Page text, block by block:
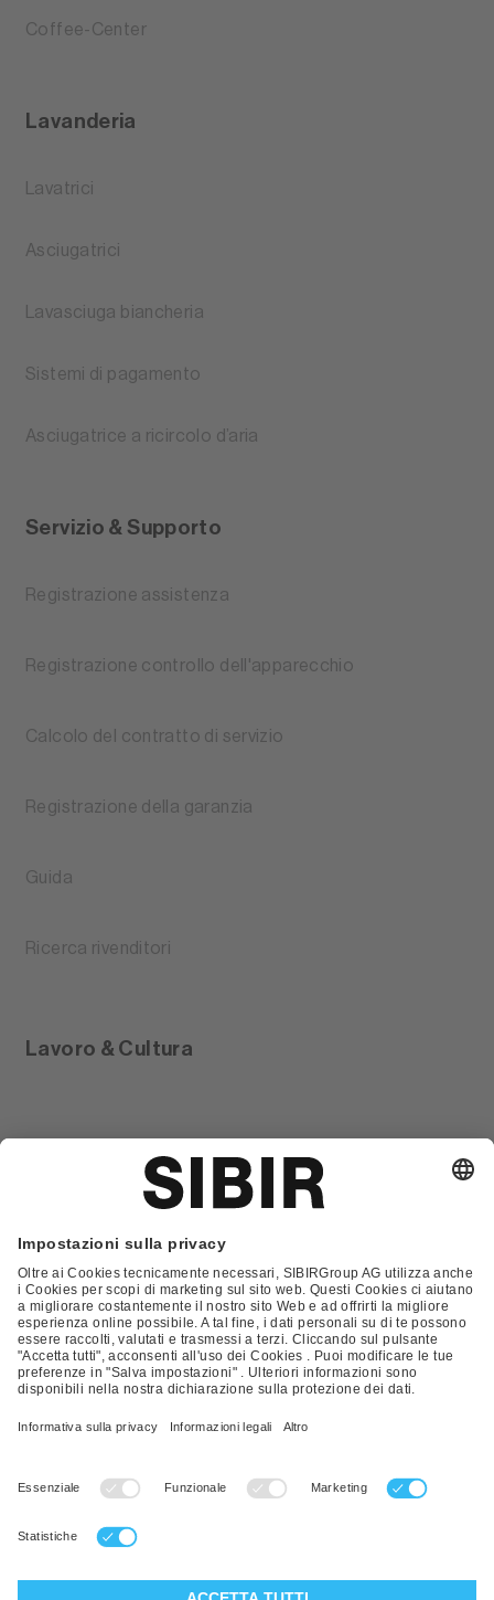
Coffee-Center
Lavanderia
Lavatrici
Asciugatrici
Lavasciuga biancheria
Sistemi di pagamento
Asciugatrice a ricircolo d’aria
Servizio & Supporto
Registrazione assistenza
Registrazione controllo dell'apparecchio
Calcolo del contratto di servizio
Registrazione della garanzia
Guida
Ricerca rivenditori
Lavoro & Cultura
Contatto
FAQ
Condizioni Generali di Contratto